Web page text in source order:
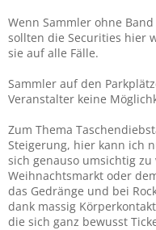
Wenn Sammler ohne
sollten die Securities hier
sie auf alle Fälle.
Sammler auf den
Veranstalter keine
Zum Thema
Steigerung, hier kann ich
sich genauso umsichtig
Weihnachtsmarkt oder
das Gedränge und bei
dank massig
die sich ganz bewusst